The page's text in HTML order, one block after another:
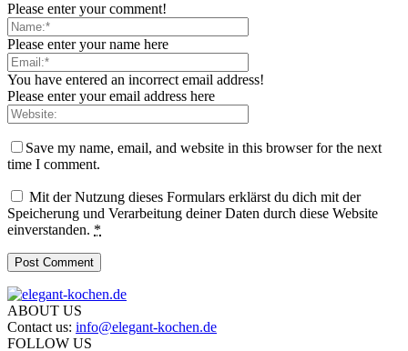
Please enter your comment!
Please enter your name here
You have entered an incorrect email address!
Please enter your email address here
Save my name, email, and website in this browser for the next
time I comment.
Mit der Nutzung dieses Formulars erklärst du dich mit der
Speicherung und Verarbeitung deiner Daten durch diese Website
einverstanden. *
ABOUT US
Contact us: info@elegant-kochen.de
FOLLOW US